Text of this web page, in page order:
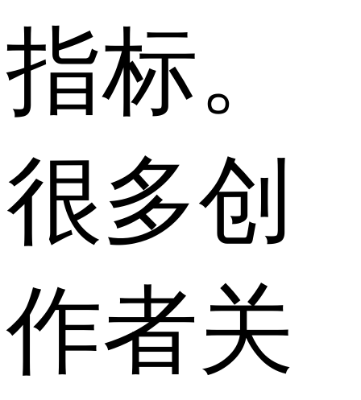
指标。
很多创
作者关